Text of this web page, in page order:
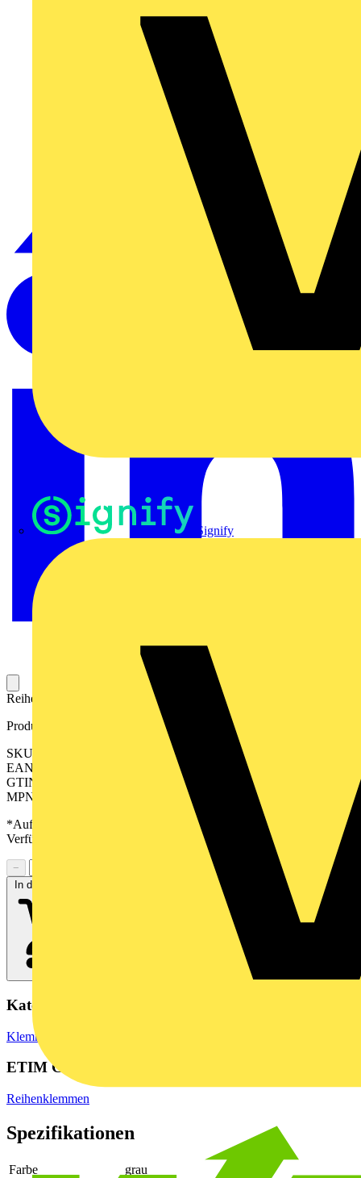
Signify
Reihenklemme für die Potentialverteilung. Mit hoher Kontaktdichte.
Produktkennzeichen
SKU: 2603740000
EAN: 04050118681420
GTIN: 04050118681420
MPN: WPD 113 1X185+1X150/8X35 GY
*Auf Anfrage verfügbar - bitte in den Warenkorb legen, um
Verfügbarkeit zu prüfen
−
In den Warenkorb
Kategorien
Klemmen, Steckverbinder & Verbindungselemente
ETIM Group
Reihenklemmen
Spezifikationen
Farbe
grau